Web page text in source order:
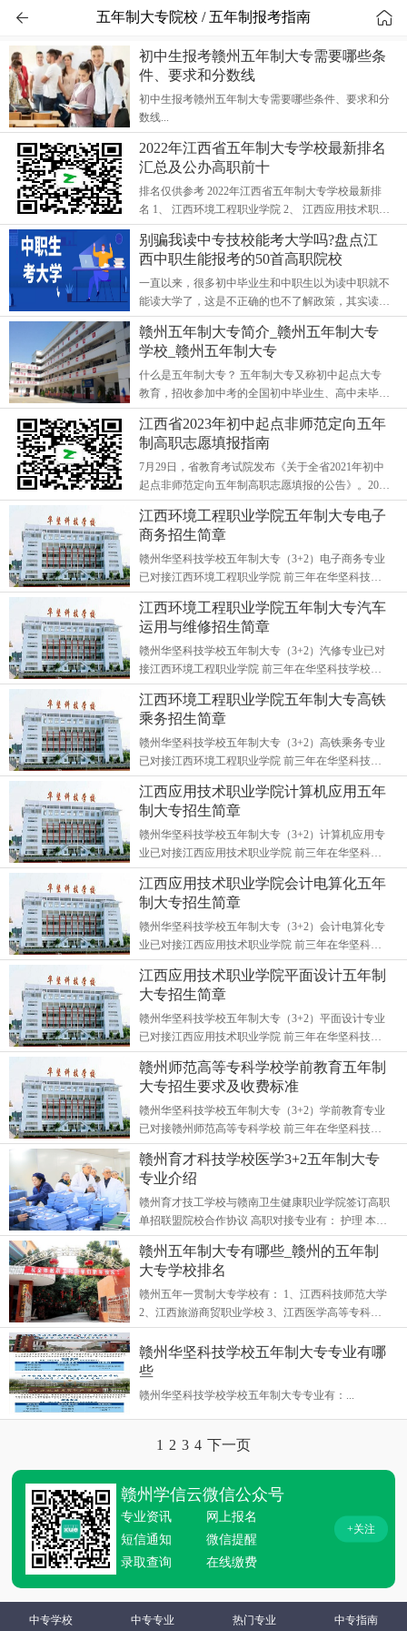
 五年制大专院校 / 五年制报考指南 
初中生报考赣州五年制大专需要哪些条
件、要求和分数线
初中生报考赣州五年制大专需要哪些条件、要求和分
数线...
2022年江西省五年制大专学校最新排名
汇总及公办高职前十
排名仅供参考 2022年江西省五年制大专学校最新排
名 1、 江西环境工程职业学院 2、 江西应用技术职业
学院 3、 赣州师范高等专科学校 4、 江西交通职业技
术学院 5、 共青科技职业学院...
别骗我读中专技校能考大学吗?盘点江
西中职生能报考的50首高职院校
一直以来，很多初中毕业生和中职生以为读中职就不
能读大学了，这是不正确的也不了解政策，其实读中
职一样可以和普通高中生一样上大学的，成为真正的
全日制统招大学生。 中职生...
赣州五年制大专简介_赣州五年制大专
学校_赣州五年制大专
什么是五年制大专？ 五年制大专又称初中起点大专
教育，招收参加中考的全国初中毕业生、高中未毕业
的学生，无户籍限制。拥有自主招生考试，达到录取
成绩后，进入高等院校学习，...
江西省2023年初中起点非师范定向五年
制高职志愿填报指南
7月29日，省教育考试院发布《关于全省2021年初中
起点非师范定向五年制高职志愿填报的公告》。2021
年初中毕业，参加全省初中学业水平考试（以下简称
初中学考），未被录取普通高中...
江西环境工程职业学院五年制大专电子
商务招生简章
赣州华坚科技学校五年制大专（3+2）电子商务专业
已对接江西环境工程职业学院 前三年在华坚科技学
校以学习文化基础为主，进入大学后进行系统的专业
文化知识学习 ...
江西环境工程职业学院五年制大专汽车
运用与维修招生简章
赣州华坚科技学校五年制大专（3+2）汽修专业已对
接江西环境工程职业学院 前三年在华坚科技学校以
学习文化基础为主，进入大学后进行系统的专业文化
知识学习 ...
江西环境工程职业学院五年制大专高铁
乘务招生简章
赣州华坚科技学校五年制大专（3+2）高铁乘务专业
已对接江西环境工程职业学院 前三年在华坚科技学
校以学习文化基础为主，进入大学后进行系统的专业
文化知识学习 ...
江西应用技术职业学院计算机应用五年
制大专招生简章
赣州华坚科技学校五年制大专（3+2）计算机应用专
业已对接江西应用技术职业学院 前三年在华坚科技
学校以学习文化基础为主，进入大学后进行系统的专
业文化知识学习 ...
江西应用技术职业学院会计电算化五年
制大专招生简章
赣州华坚科技学校五年制大专（3+2）会计电算化专
业已对接江西应用技术职业学院 前三年在华坚科技
学校以学习文化基础为主，进入大学后进行系统的专
业文化知识学习 ...
江西应用技术职业学院平面设计五年制
大专招生简章
赣州华坚科技学校五年制大专（3+2）平面设计专业
已对接江西应用技术职业学院 前三年在华坚科技学
校以学习文化基础为主，进入大学后进行系统的专业
文化知识学习 ...
赣州师范高等专科学校学前教育五年制
大专招生要求及收费标准
赣州华坚科技学校五年制大专（3+2）学前教育专业
已对接赣州师范高等专科学校 前三年在华坚科技学
校以学习文化基础为主，进入大学后进行系统的专业
文化知识学习 ...
赣州育才科技学校医学3+2五年制大专
专业介绍
赣州育才技工学校与赣南卫生健康职业学院签订高职
单招联盟院校合作协议 高职对接专业有： 护理 本专
业培养掌握护理专业基 础理论、基本知识和基本技
能，具备现代护理理念和自我...
赣州五年制大专有哪些_赣州的五年制
大专学校排名
赣州五年一贯制大专学校有： 1、江西科技师范大学
2、江西旅游商贸职业学校 3、江西医学高等专科学
校 4、赣州卫生健康职业学院 5、江西卫生职业学院
以上五所公办专科学校都与赣...
赣州华坚科技学校五年制大专专业有哪
些
赣州华坚科技学校学校五年制大专专业有：...
1 2 3 4 下一页
赣州学信云微信公众号
专业资讯
网上报名
短信通知
微信提醒
录取查询
在线缴费
+关注
中专学校 中专专业 热门专业 中专指南